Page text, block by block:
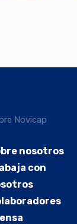
Novicap
nosotros
con